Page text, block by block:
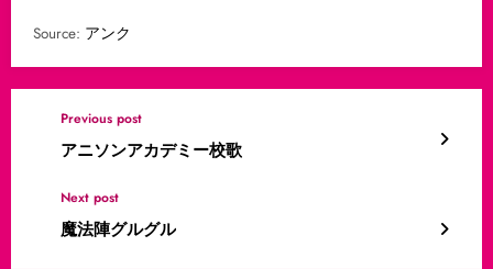
Source: アンク
Previous post
アニソンアカデミー校歌
Next post
魔法陣グルグル